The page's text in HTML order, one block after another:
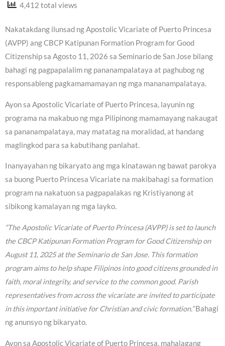
4,412 total views
Nakatakdang ilunsad ng Apostolic Vicariate of Puerto Princesa
(AVPP) ang CBCP Katipunan Formation Program for Good
Citizenship sa Agosto 11, 2026 sa Seminario de San Jose bilang
bahagi ng pagpapalalim ng pananampalataya at paghubog ng
responsableng pagkamamamayan ng mga mananampalataya.
Ayon sa Apostolic Vicariate of Puerto Princesa, layunin ng
programa na makabuo ng mga Pilipinong mamamayang nakaugat
sa pananampalataya, may matatag na moralidad, at handang
maglingkod para sa kabutihang panlahat.
Inanyayahan ng bikaryato ang mga kinatawan ng bawat parokya
sa buong Puerto Princesa Vicariate na makibahagi sa formation
program na nakatuon sa pagpapalakas ng Kristiyanong at
sibikong kamalayan ng mga layko.
“The Apostolic Vicariate of Puerto Princesa (AVPP) is set to launch
the CBCP Katipunan Formation Program for Good Citizenship on
August 11, 2025 at the Seminario de San Jose. This formation
program aims to help shape Filipinos into good citizens grounded in
faith, moral integrity, and service to the common good. Parish
representatives from across the vicariate are invited to participate
in this important initiative for Christian and civic formation.”Bahagi
ng anunsyo ng bikaryato.
Ayon sa Apostolic Vicariate of Puerto Princesa, mahalagang